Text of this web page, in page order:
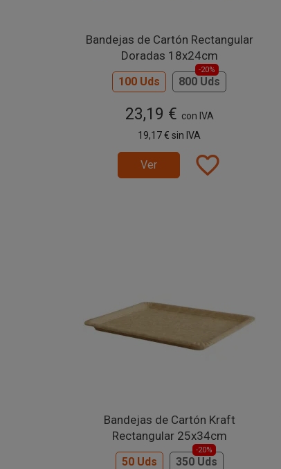
Bandejas de Cartón Rectangular
Doradas 18x24cm
100 Uds 800 Uds
-20%
23,19 € con IVA
19,17 € sin IVA
Ver favorite_border
Bandejas de Cartón Kraft
Rectangular 25x34cm
50 Uds 350 Uds
-20%